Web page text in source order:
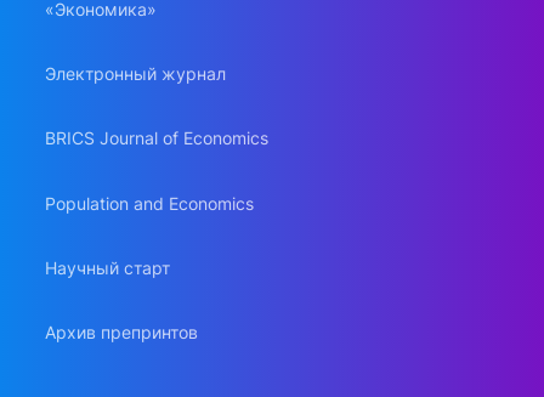
«Экономика»
Электронный журнал
BRICS Journal of Economics
Population and Economics
Научный старт
Архив препринтов